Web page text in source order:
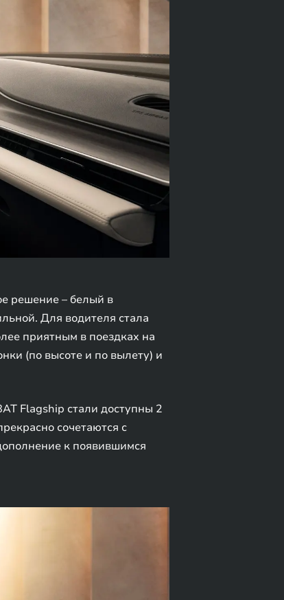
решение – белый в
Для водителя стала
приятным в поездках на
(по высоте и по вылету) и
Flagship стали доступны 2
сочетаются с
к появившимся